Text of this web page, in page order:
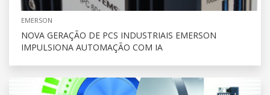
EMERSON
NOVA GERAÇÃO DE PCS INDUSTRIAIS EMERSON
IMPULSIONA AUTOMAÇÃO COM IA